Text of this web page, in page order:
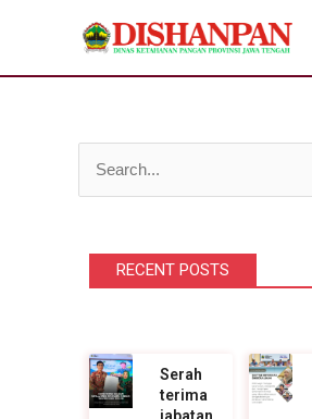
RECENT POSTS
Serah
terima